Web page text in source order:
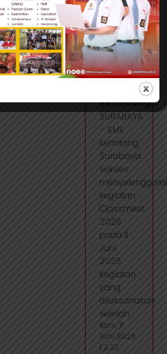
View more
| 2:03
CLASSMEET
2026
Ketintang...
SURABAYA
– SMK
Ketintang
Surabaya
sukses
kegiatan
Classmeet
2026
pada 11
Juni
2026.
Kegiatan
yang
dilaksanakan
setelah...
Kam, 11
Juni 2026
| 2:23